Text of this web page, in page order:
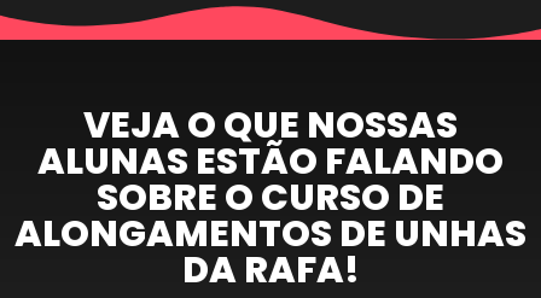
VEJA O QUE NOSSAS
ALUNAS ESTÃO FALANDO
SOBRE O CURSO DE
ALONGAMENTOS DE UNHAS
DA RAFA!